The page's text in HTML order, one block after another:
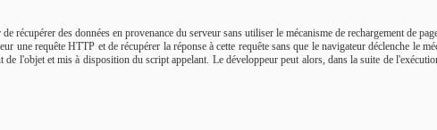
récupérer des données en provenance du serveur sans utiliser le mécanisme de rechargement de
requête HTTP et de récupérer la réponse à cette requête sans que le navigateur déclenche le
l'objet et mis à disposition du script appelant. Le développeur peut alors, dans la suite de